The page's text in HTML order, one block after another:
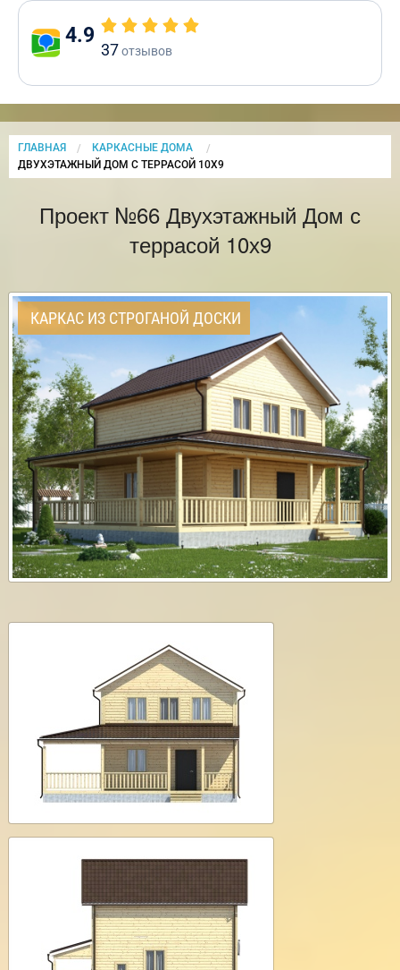
4.9
37отзывов
ГЛАВНАЯ
КАРКАСНЫЕ ДОМА
CURRENT:
ДВУХЭТАЖНЫЙ ДОМ С ТЕРРАСОЙ 10Х9
Проект №66 Двухэтажный Дом с
террасой 10х9
КАРКАС ИЗ СТРОГАНОЙ ДОСКИ